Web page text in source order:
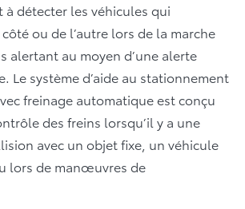
à détecter les véhicules qui
ou de l’autre lors de la marche
alertant au moyen d’une alerte
Le système d’aide au stationnement
freinage automatique est conçu
des freins lorsqu’il y a une
avec un objet fixe, un véhicule
lors de manœuvres de